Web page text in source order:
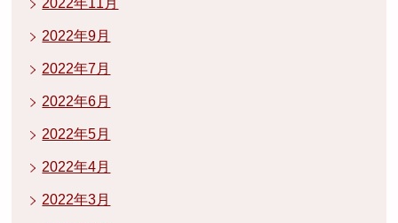
2022年9月
2022年7月
2022年6月
2022年5月
2022年4月
2022年3月